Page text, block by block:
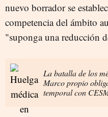
nuevo borrador se
competencia del ámbito
"suponga una reducción
La batalla de los
Marco propio
temporal con